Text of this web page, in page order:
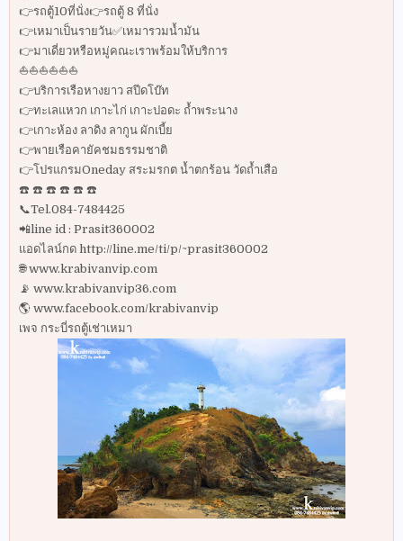
👉รถตู้10ที่นั่ง👉รถตู้ 8 ที่นั่ง
👉เหมาเป็นรายวัน✅เหมารวมน้ำมัน
👉มาเดี่ยวหรือหมู่คณะเราพร้อมให้บริการ
⛵️⛵️⛵️⛵️⛵️⛵️
👉บริการเรือหางยาว สปีดโบ๊ท
👉ทะเลแหวก เกาะไก่ เกาะปอดะ ถ้ำพระนาง
👉เกาะห้อง ลาดิง ลากูน ผักเบี้ย
👉พายเรือคายัคชมธรรมชาติ
👉โปรแกรมOneday สระมรกต น้ำตกร้อน วัดถ้ำเสือ
☎️ ☎️ ☎️ ☎️ ☎️ ☎️
📞Tel.084-7484425
📲line id : Prasit360002
แอดไลน์กด http://line.me/ti/p/~prasit360002
🌐 www.krabivanvip.com
📡 www.krabivanvip36.com
🌎 www.facebook.com/krabivanvip
เพจ กระบี่รถตู้เช่าเหมา